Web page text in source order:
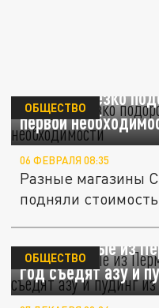
На Урале резко
первой
ОБЩЕСТВО
06 ФЕВРАЛЯ 08:35
Разные магазины
подняли
Заключённые из
год съедят азу и
ОБЩЕСТВО